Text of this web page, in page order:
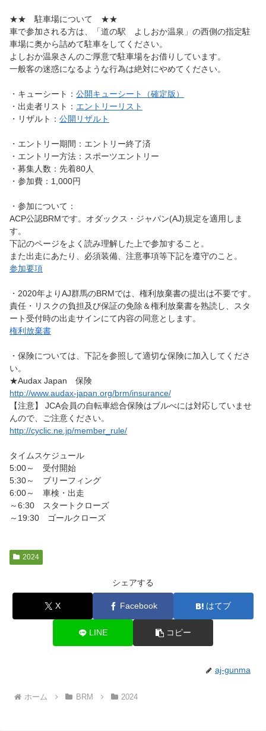
★★ 駐車場について ★★
車で参加される方は、「道の駅 よしおか温泉」の西側の指定駐
車場に奥から詰めて駐車をしてください。
よしおか温泉さんのご厚意で駐車場をお借りしています。
一般客の迷惑になるような行為は絶対にやめてください。
・キューシート： 公開キューシート（確定版）
・出走者リスト： エントリーリスト
・リザルト： 公開リザルト
・エントリー期間：エントリー終了済
・エントリー方法：スポーツエントリー
・募集人数：先着80人
・参加費：1,000円
・参加について：
ACP公認BRMです。オダックス・ジャパン(AJ)規定を適用しま
す。
下記のページをよく読み理解した上で参加すること。
また出走にあたり、必須装備、注意事項等下記を遵守のこと。
参加要項
・2020年よりAJ群馬のBRMでは、権利放棄書の提出は不要です。
責任・リスクの負担及び保証の免除＆権利放棄書を熟読し、スタ
ート受付時の出走サインにて内容の同意とします。
権利放棄書
・保険については、下記を参照して適切な保険に加入してくださ
い。
★Audax Japan 保険
http://www.audax-japan.org/brm/insurance/
【注意】 JCA会員の自転車総合保険はブルべには対応していませ
んので、ご注意ください。
http://cyclic.ne.jp/member_rule/
タイムスケジュール
5:00～ 受付開始
5:30～ ブリーフィング
6:00～ 車検・出走
～6:30 スタートクローズ
～19:30 ゴールクローズ
2024
シェアする
X Facebook はてブ
LINE コピー
aj-gunma
ホーム BRM 2024